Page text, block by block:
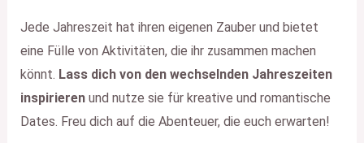
Jede Jahreszeit hat ihren eigenen Zauber und bietet
eine Fülle von Aktivitäten, die ihr zusammen machen
könnt. Lass dich von den wechselnden Jahreszeiten
inspirierenund nutze sie für kreative und romantische
Dates. Freu dich auf die Abenteuer, die euch erwarten!